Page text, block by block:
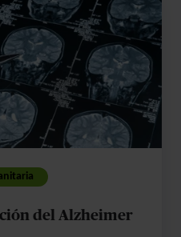
del Alzheimer